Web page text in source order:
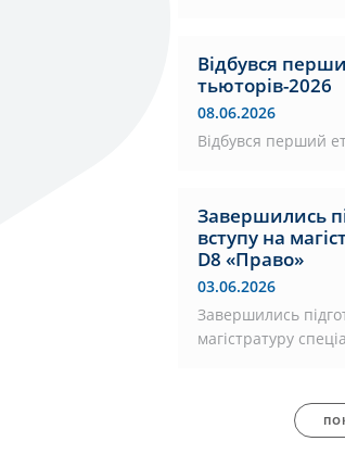
Відбувся
тьюторів-2026
08.06.2026
Відбувся перший
Завершились
вступу на
D8 «Право»
03.06.2026
Завершились
магістратуру